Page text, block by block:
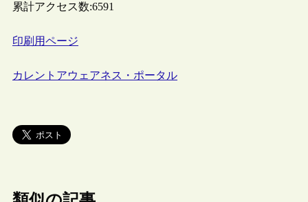
累計アクセス数:6591
印刷用ページ
カレントアウェアネス・ポータル